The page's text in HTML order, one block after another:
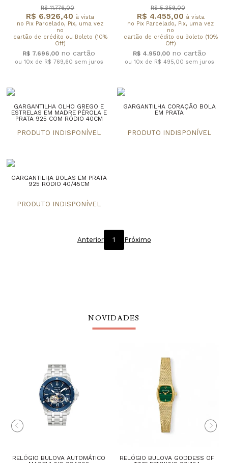
R$ 6.926,40 à vista
no Pix Parcelado, Pix, uma vez
no
cartão de crédito ou Boleto (10%
Off)
R$ 11.776,00
R$ 7.696,00
ou 10x de R$ 769,60 sem juros
R$ 4.455,00 à vista
no Pix Parcelado, Pix, uma vez
no
cartão de crédito ou Boleto (10%
Off)
R$ 5.359,00
R$ 4.950,00
ou 10x de R$ 495,00 sem juros
GARGANTILHA OLHO GREGO E
ESTRELAS EM MADRE PÉROLA E
PRATA 925 COM RÓDIO 40CM
GARGANTILHA CORAÇÃO BOLA
EM PRATA
GARGANTILHA BOLAS EM PRATA
925 RÓDIO 40/45CM
Anterior 1 Próximo
NOVIDADES
RELÓGIO BULOVA AUTOMÁTICO
RELÓGIO BULOVA GODDESS OF